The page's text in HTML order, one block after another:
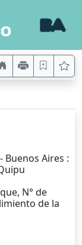
Buenos Aires :
N° de
de la